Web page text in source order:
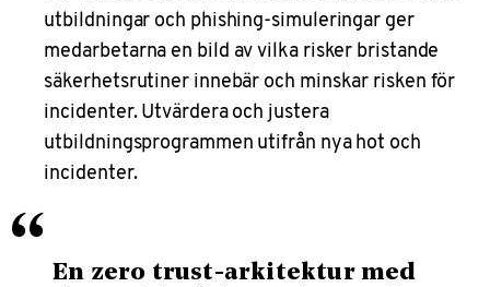
utbildningar och phishing-simuleringar ger
medarbetarna en bild av vilka risker bristande
säkerhetsrutiner innebär och minskar risken för
incidenter. Utvärdera och justera
utbildningsprogrammen utifrån nya hot och
incidenter.
“ En zero trust-arkitektur med